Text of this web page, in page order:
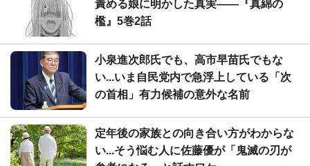
責める娘に明かした真実――『真綿の
檻』5巻2話
小泉進次郎氏でも、高市早苗氏でもな
い...いま自民党内で急浮上している「次
の首相」有力候補の意外な名前
定年後の家族との向き合い方がわからな
い...そう悩む人に佐藤優が「鬼滅の刃が